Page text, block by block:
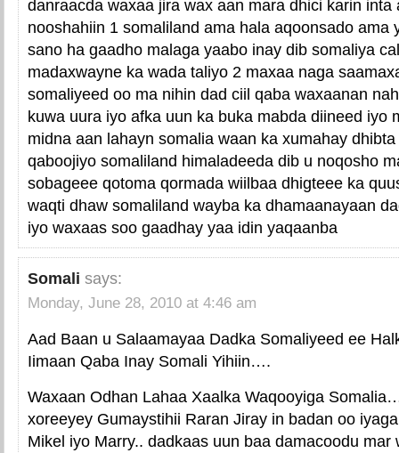
danraacda waxaa jira wax aan mara dhici karin inta
nooshahiin 1 somaliland ama hala aqoonsado ama
sano ha gaadho malaga yaabo inay dib somaliya
madaxwayne ka wada taliyo 2 maxaa naga
somaliyeed oo ma nihin dad ciil qaba waxaanan
kuwa uura iyo afka uun ka buka mabda diineed iyo
midna aan lahayn somalia waan ka xumahay
qaboojiyo somaliland himaladeeda dib u noqosho
sobageee qotoma qormada wiilbaa dhigteee ka
waqti dhaw somaliland wayba ka dhamaanayaan
iyo waxaas soo gaadhay yaa idin yaqaanba
Somali says:
Monday, June 28, 2010 at 4:46 am
Aad Baan u Salaamayaa Dadka Somaliyeed ee
Iimaan Qaba Inay Somali Yihiin….
Waxaan Odhan Lahaa Xaalka Waqooyiga
xoreeyey Gumaystihii Raran Jiray in badan oo
Mikel iyo Marry.. dadkaas uun baa damacoodu